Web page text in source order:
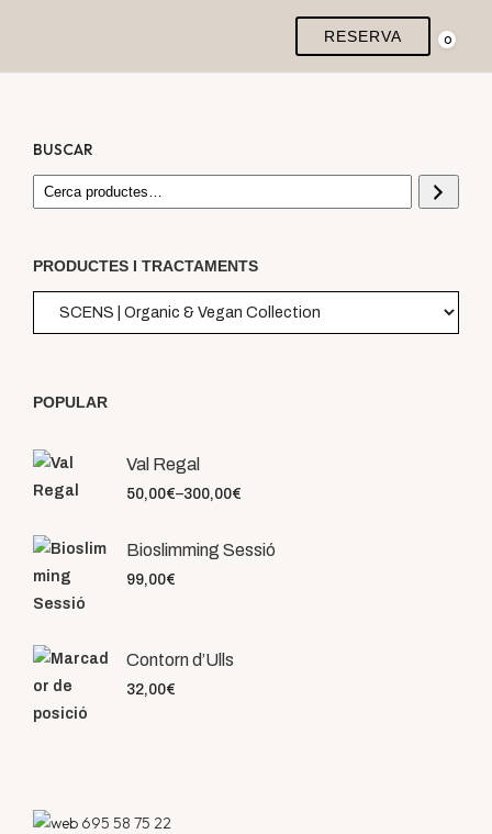
RESERVA 0
BUSCAR
PRODUCTES I TRACTAMENTS
POPULAR
Val Regal
50,00€–300,00€
Bioslimming Sessió
99,00€
Contorn d’Ulls
32,00€
695 58 75 22